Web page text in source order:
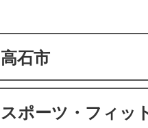
駅・路線か
高石市
スポーツ・フィッ